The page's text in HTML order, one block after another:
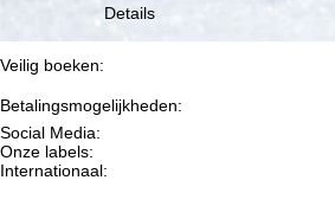
Details
Veilig boeken:
Betalingsmogelijkheden:
Social Media:
Onze labels:
Internationaal: